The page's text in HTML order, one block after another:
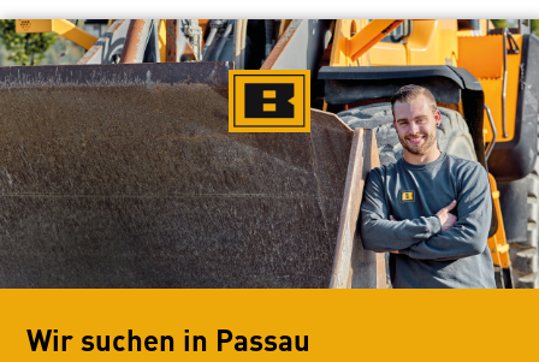
Wir suchen in Passau